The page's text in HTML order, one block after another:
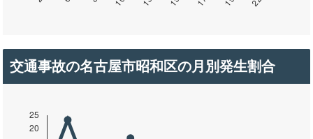
交通事故の名古屋市昭和区の月別発生割合